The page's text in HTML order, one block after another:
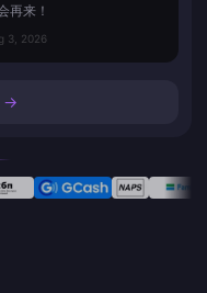
再来！
3, 2026
→